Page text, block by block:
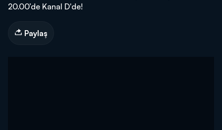
20.00’de Kanal D'de!
Paylaş